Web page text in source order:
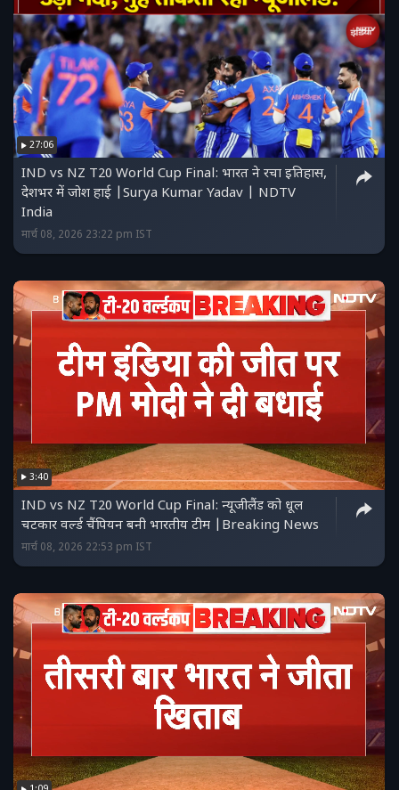
27:06
IND vs NZ T20 World Cup Final: भारत ने रचा इतिहास,
देशभर में जोश हाई |Surya Kumar Yadav | NDTV
India
मार्च 08, 2026 23:22 pm IST
3:40
IND vs NZ T20 World Cup Final: न्यूजीलैंड को धूल
चटकार वर्ल्ड चैंपियन बनी भारतीय टीम |Breaking News
मार्च 08, 2026 22:53 pm IST